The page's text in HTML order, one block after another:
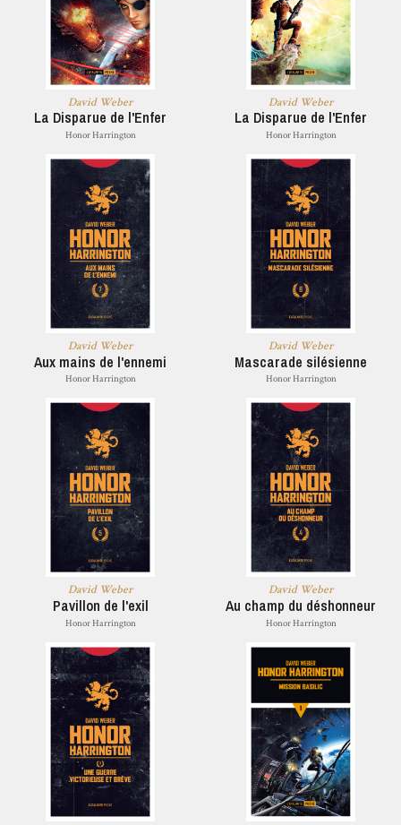
David Weber
La Disparue de l'Enfer
Honor Harrington
David Weber
La Disparue de l'Enfer
Honor Harrington
David Weber
Aux mains de l'ennemi
Honor Harrington
David Weber
Mascarade silésienne
Honor Harrington
David Weber
Pavillon de l'exil
Honor Harrington
David Weber
Au champ du déshonneur
Honor Harrington